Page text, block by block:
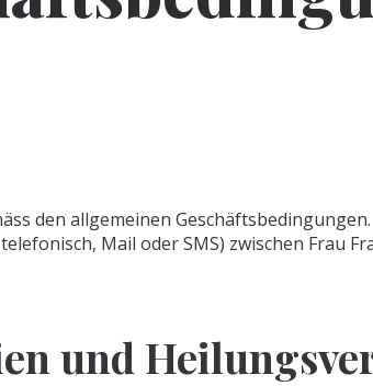
den allgemeinen Geschäftsbedingungen.
Mail oder SMS) zwischen Frau
und